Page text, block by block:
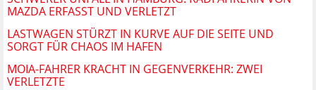
MAZDA ERFASST UND VERLETZT
LASTWAGEN STÜRZT IN KURVE AUF DIE SEITE UND
SORGT FÜR CHAOS IM HAFEN
MOIA-FAHRER KRACHT IN GEGENVERKEHR: ZWEI
VERLETZTE